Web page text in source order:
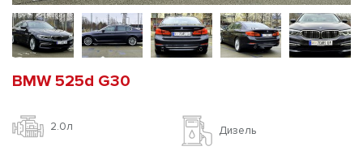
BMW 525d G30
2.0л Дизель